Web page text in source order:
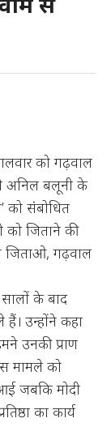
को गढ़वाल
अनिल बलूनी के
को संबोधित
को जिताने की
गढ़वाल
के बाद
हैं। उन्होंने कहा
उनकी प्राण
मामले को
जबकि मोदी
का कार्य